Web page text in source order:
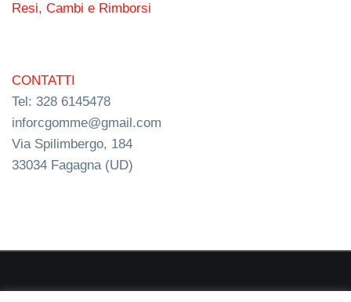
Resi, Cambi e Rimborsi
CONTATTI
Tel: 328 6145478
inforcgomme@gmail.com
Via Spilimbergo, 184
33034 Fagagna (UD)